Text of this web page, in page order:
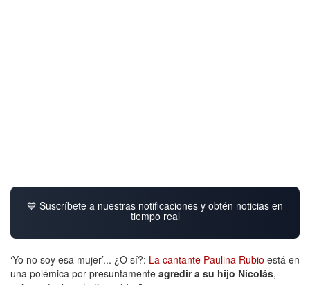
💙 Suscríbete a nuestras notificaciones y obtén noticias en
tiempo real
‘Yo no soy esa mujer’... ¿O sí?: La cantante Paulina Rubio está en
una polémica por presuntamente agredir a su hijo Nicolás,